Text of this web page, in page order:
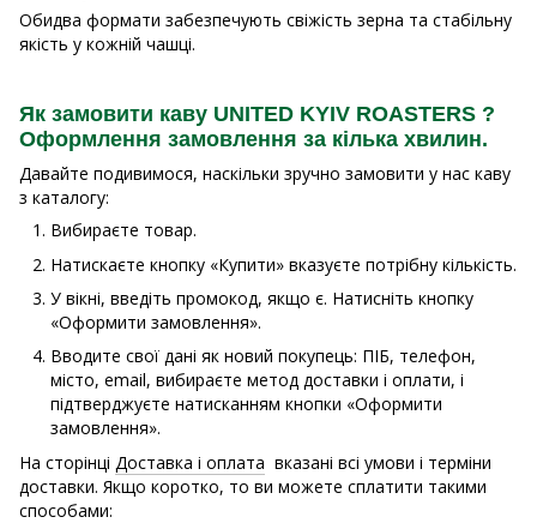
Обидва формати забезпечують свіжість зерна та стабільну
якість у кожній чашці.
Як замовити каву UNITED KYIV ROASTERS ?
Оформлення замовлення за кілька хвилин.
Давайте подивимося, наскільки зручно замовити у нас каву
з каталогу:
Вибираєте товар.
Натискаєте кнопку «Купити» вказуєте потрібну кількість.
У вікні, введіть промокод, якщо є. Натисніть кнопку
«Оформити замовлення».
Вводите свої дані як новий покупець: ПІБ, телефон,
місто, email, вибираєте метод доставки і оплати, і
підтверджуєте натисканням кнопки «Оформити
замовлення».
На сторінці Доставка і оплата вказані всі умови і терміни
доставки. Якщо коротко, то ви можете сплатити такими
способами: